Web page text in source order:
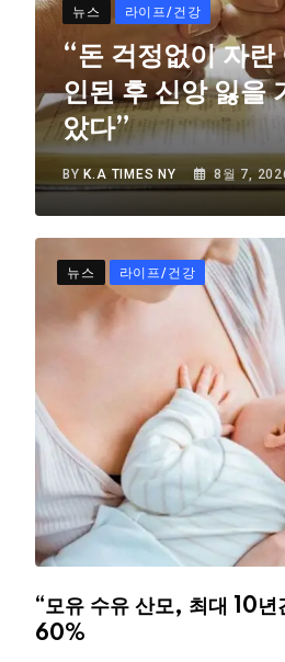
뉴스 라이프/건강
“돈 걱정없이 자란
인된 후 신앙 잃을
았다”
BY K.A TIMES NY 8월 7,
뉴스 라이프/건강
“모유 수유 산모, 최대 10년
60%